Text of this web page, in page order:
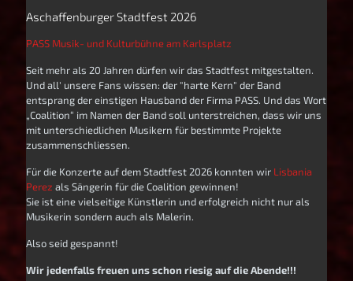
Aschaffenburger Stadtfest 2026
PASS Musik- und Kulturbühne am Karlsplatz
Seit mehr als 20 Jahren dürfen wir das Stadtfest mitgestalten.
Und all' unsere Fans wissen: der "harte Kern" der Band
entsprang der einstigen Hausband der Firma PASS. Und das Wort
„Coalition“ im Namen der Band soll unterstreichen, dass wir uns
mit unterschiedlichen Musikern für bestimmte Projekte
zusammenschliessen.
Für die Konzerte auf dem Stadtfest 2026 konnten wir Lisbania
Perez als Sängerin für die Coalition gewinnen!
Sie ist eine vielseitige Künstlerin und erfolgreich nicht nur als
Musikerin sondern auch als Malerin.
Also seid gespannt!
Wir jedenfalls freuen uns schon riesig auf die Abende!!!